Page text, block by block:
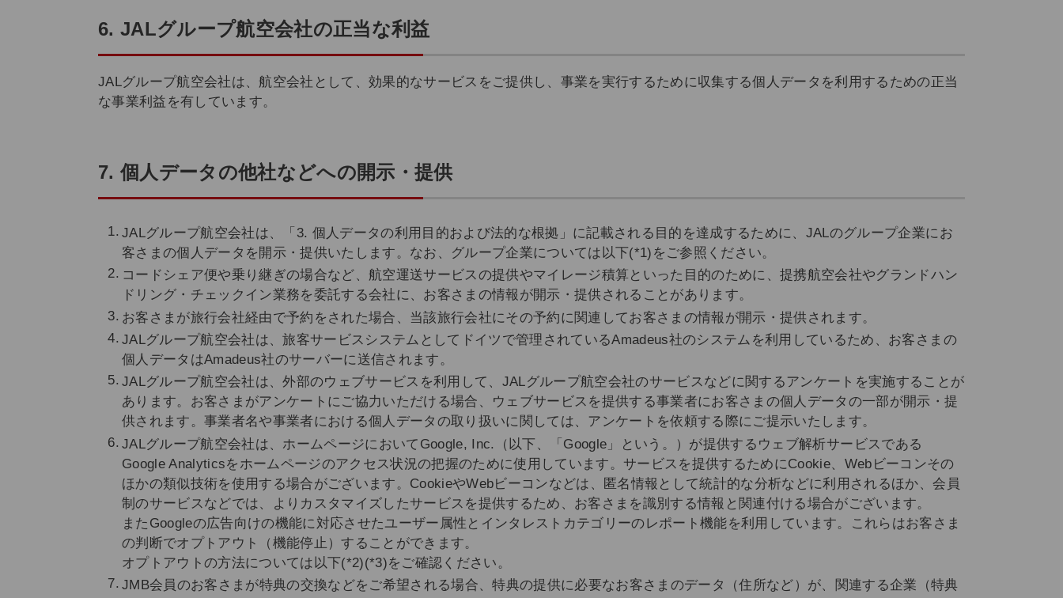
6. JALグループ航空会社の正当な利益
JALグループ航空会社は、航空会社として、効果的なサービスをご提供し、事業を実行するために収集する個人データを利用するための正当
な事業利益を有しています。
7. 個人データの他社などへの開示・提供
JALグループ航空会社は、「3. 個人データの利用目的および法的な根拠」に記載される目的を達成するために、JALのグループ企業にお
客さまの個人データを開示・提供いたします。なお、グループ企業については以下(*1)をご参照ください。
コードシェア便や乗り継ぎの場合など、航空運送サービスの提供やマイレージ積算といった目的のために、提携航空会社やグランドハン
ドリング・チェックイン業務を委託する会社に、お客さまの情報が開示・提供されることがあります。
お客さまが旅行会社経由で予約をされた場合、当該旅行会社にその予約に関連してお客さまの情報が開示・提供されます。
JALグループ航空会社は、旅客サービスシステムとしてドイツで管理されているAmadeus社のシステムを利用しているため、お客さまの
個人データはAmadeus社のサーバーに送信されます。
JALグループ航空会社は、外部のウェブサービスを利用して、JALグループ航空会社のサービスなどに関するアンケートを実施することが
あります。お客さまがアンケートにご協力いただける場合、ウェブサービスを提供する事業者にお客さまの個人データの一部が開示・提
供されます。事業者名や事業者における個人データの取り扱いに関しては、アンケートを依頼する際にご提示いたします。
JALグループ航空会社は、ホームページにおいてGoogle, Inc.（以下、「Google」という。）が提供するウェブ解析サービスである
Google Analyticsをホームページのアクセス状況の把握のために使用しています。サービスを提供するためにCookie、Webビーコンその
ほかの類似技術を使用する場合がございます。CookieやWebビーコンなどは、匿名情報として統計的な分析などに利用されるほか、会員
制のサービスなどでは、よりカスタマイズしたサービスを提供するため、お客さまを識別する情報と関連付ける場合がございます。
またGoogleの広告向けの機能に対応させたユーザー属性とインタレストカテゴリーのレポート機能を利用しています。これらはお客さま
の判断でオプトアウト（機能停止）することができます。
オプトアウトの方法については以下(*2)(*3)をご確認ください。
JMB会員のお客さまが特典の交換などをご希望される場合、特典の提供に必要なお客さまのデータ（住所など）が、関連する企業（特典